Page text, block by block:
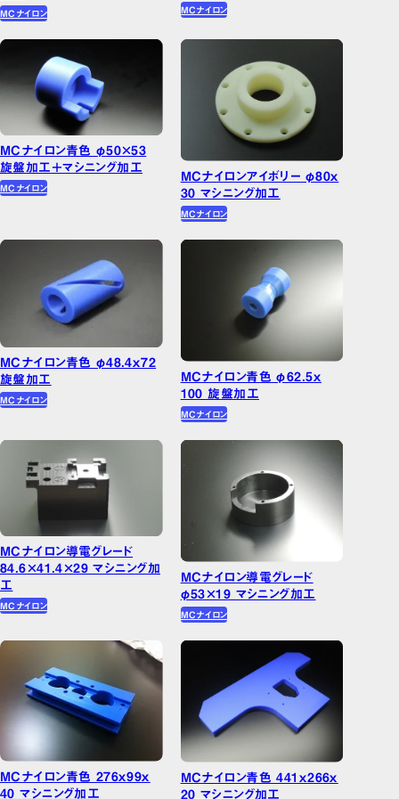
MCナイロン MCナイロン
MCナイロン青色 φ50×53
旋盤加工＋マシニング加工
MCナイロン
MCナイロンアイボリー φ80ｘ
30 マシニング加工
MCナイロン
MCナイロン青色 φ48.4ｘ72
旋盤加工
MCナイロン
MCナイロン青色 φ62.5ｘ
100 旋盤加工
MCナイロン
MCナイロン導電グレード
84.6×41.4×29 マシニング加
工
MCナイロン
MCナイロン導電グレード
φ53×19 マシニング加工
MCナイロン
MCナイロン青色 276ｘ99ｘ
40 マシニング加工
MCナイロン青色 441ｘ266ｘ
20 マシニング加工